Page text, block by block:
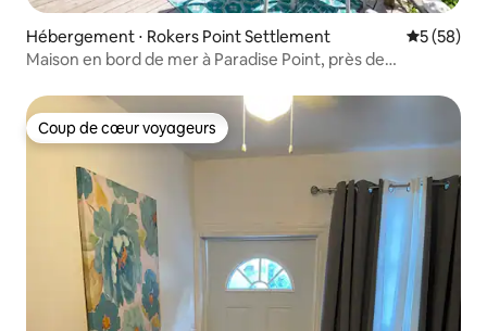
Hébergement ⋅ Rokers Point Settlement
5 (58)
Maison en bord de mer à Paradise Point, près de
Coup de cœur voyageurs
Coup de cœur voyageurs